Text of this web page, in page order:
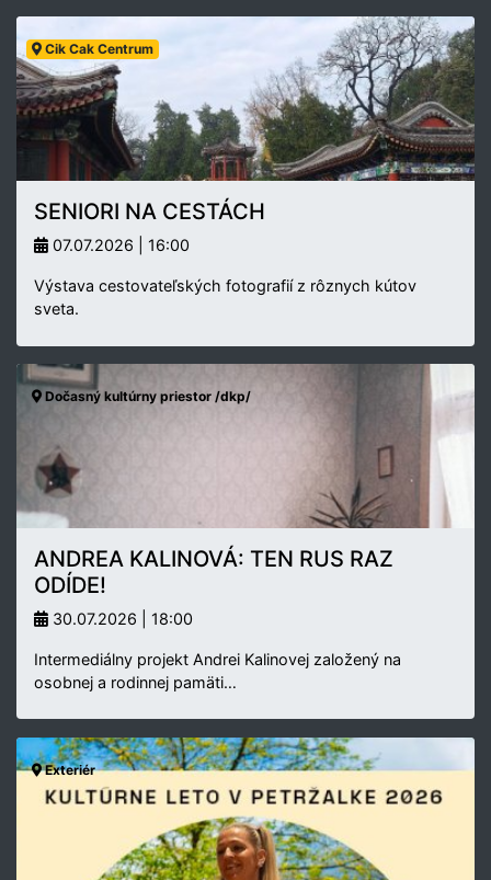
Cik Cak Centrum
SENIORI NA CESTÁCH
07.07.2026 | 16:00
Výstava cestovateľských fotografií z rôznych kútov
sveta.
Dočasný kultúrny priestor /dkp/
ANDREA KALINOVÁ: TEN RUS RAZ
ODÍDE!
30.07.2026 | 18:00
Intermediálny projekt Andrei Kalinovej založený na
osobnej a rodinnej pamäti…
Exteriér